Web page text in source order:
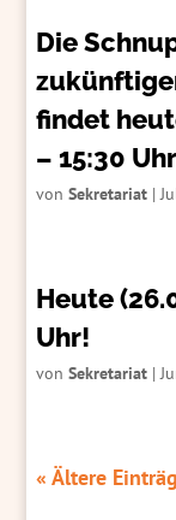
Die
findet
– 15:30
vonSekretariat |
Heute
Uhr!
vonSekretariat |
« Ältere